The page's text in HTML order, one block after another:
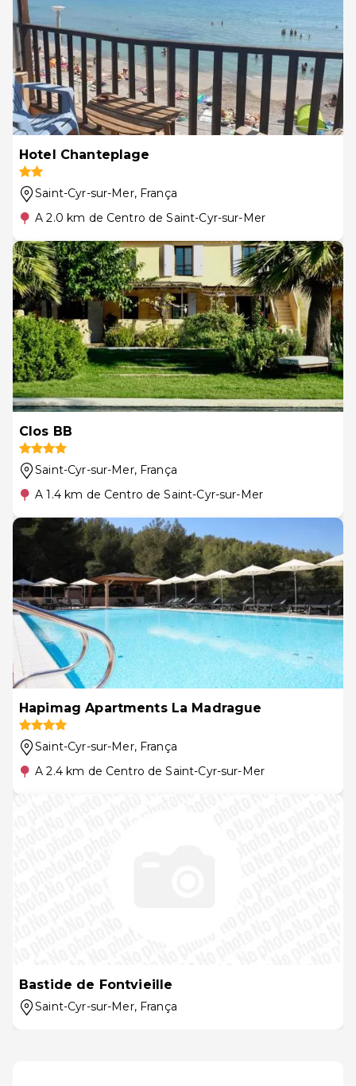
Hotel Chanteplage
Saint-Cyr-sur-Mer, França
A 2.0 km de Centro de Saint-Cyr-sur-Mer
Clos BB
Saint-Cyr-sur-Mer, França
A 1.4 km de Centro de Saint-Cyr-sur-Mer
Hapimag Apartments La Madrague
Saint-Cyr-sur-Mer, França
A 2.4 km de Centro de Saint-Cyr-sur-Mer
Bastide de Fontvieille
Saint-Cyr-sur-Mer, França